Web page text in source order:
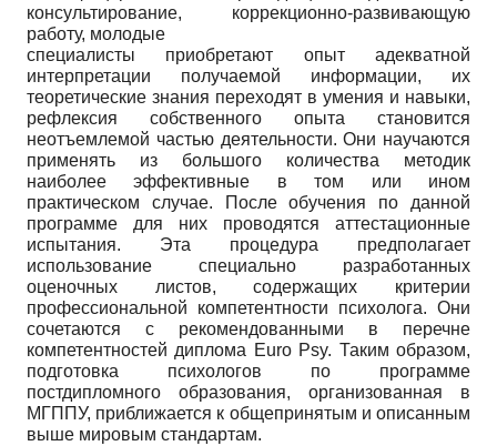
консультирование, коррекционно-развивающую
работу, молодые
специалисты приобретают опыт адекватной
интерпретации получаемой информации, их
теоретические знания переходят в умения и навыки,
рефлексия собственного опыта становится
неотъемлемой частью деятельности. Они научаются
применять из большого количества методик
наиболее эффективные в том или ином
практическом случае. После обучения по данной
программе для них проводятся аттестационные
испытания. Эта процедура предполагает
использование специально разработанных
оценочных листов, содержащих критерии
профессиональной компетентности психолога. Они
сочетаются с рекомендованными в перечне
компетентностей диплома Euro Psy. Таким образом,
подготовка психологов по программе
постдипломного образования, организованная в
МГППУ, приближается к общепринятым и описанным
выше мировым стандартам.